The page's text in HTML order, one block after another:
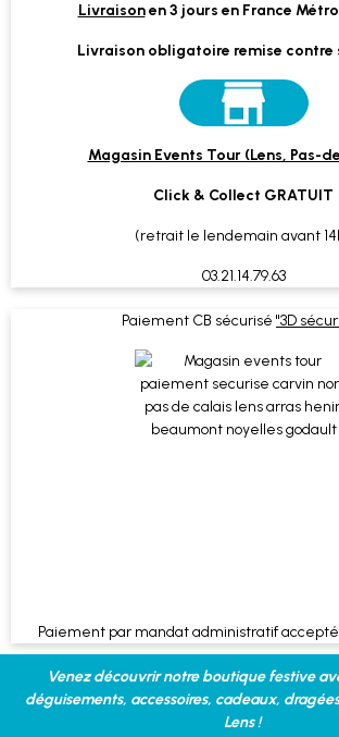
Livraisonen 3 jours en France
Livraison obligatoire remise contre
Magasin Events Tour (Lens, Pas-
Click & Collect GRATUIT
(retrait le lendemain avant
03.21.14.79.63
Paiement CB sécurisé "3D
Paiement par mandat administratif
Venez découvrir notre boutique festive
déguisements, accessoires, cadeaux,
Lens !